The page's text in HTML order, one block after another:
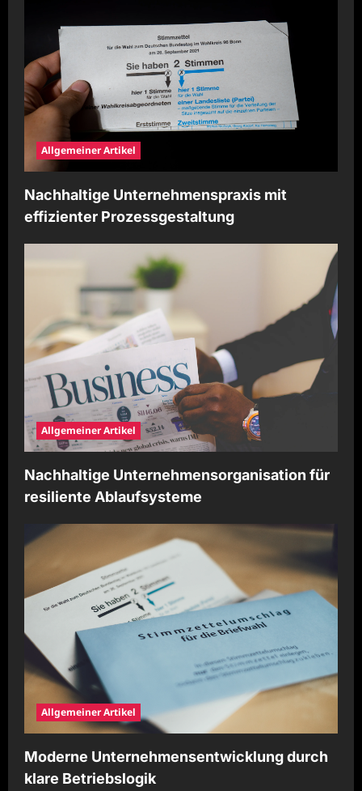
Allgemeiner Artikel
Nachhaltige Unternehmenspraxis mit
effizienter Prozessgestaltung
Allgemeiner Artikel
Nachhaltige Unternehmensorganisation für
resiliente Ablaufsysteme
Allgemeiner Artikel
Moderne Unternehmensentwicklung durch
klare Betriebslogik